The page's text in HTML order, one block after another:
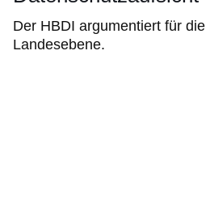
Der HBDI argumentiert für
Landesebene.